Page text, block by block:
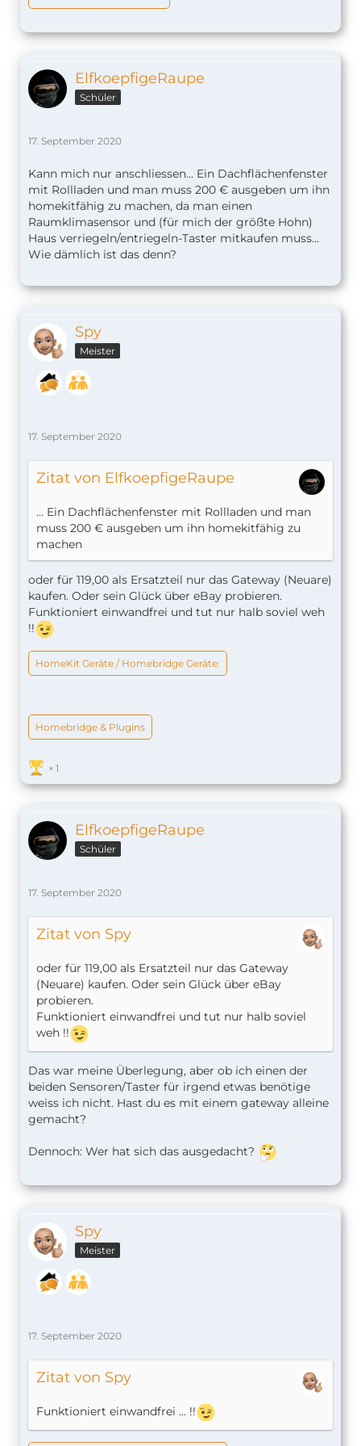
ElfkoepfigeRaupe
Schüler
17. September 2020
Kann mich nur anschliessen... Ein Dachflächenfenster
mit Rollladen und man muss 200 € ausgeben um ihn
homekitfähig zu machen, da man einen
Raumklimasensor und (für mich der größte Hohn)
Haus verriegeln/entriegeln-Taster mitkaufen muss...
Wie dämlich ist das denn?
Spy
Meister
17. September 2020
Zitat von ElfkoepfigeRaupe
... Ein Dachflächenfenster mit Rollladen und man
muss 200 € ausgeben um ihn homekitfähig zu
machen
oder für 119,00 als Ersatzteil nur das Gateway (Neuare)
kaufen. Oder sein Glück über eBay probieren.
Funktioniert einwandfrei und tut nur halb soviel weh
!!
HomeKit Geräte / Homebridge Geräte:
Homebridge & Plugins
1
ElfkoepfigeRaupe
Schüler
17. September 2020
Zitat von Spy
oder für 119,00 als Ersatzteil nur das Gateway
(Neuare) kaufen. Oder sein Glück über eBay
probieren.
Funktioniert einwandfrei und tut nur halb soviel
weh !!
Das war meine Überlegung, aber ob ich einen der
beiden Sensoren/Taster für irgend etwas benötige
weiss ich nicht. Hast du es mit einem gateway alleine
gemacht?
Dennoch: Wer hat sich das ausgedacht?
Spy
Meister
17. September 2020
Zitat von Spy
Funktioniert einwandfrei ... !!